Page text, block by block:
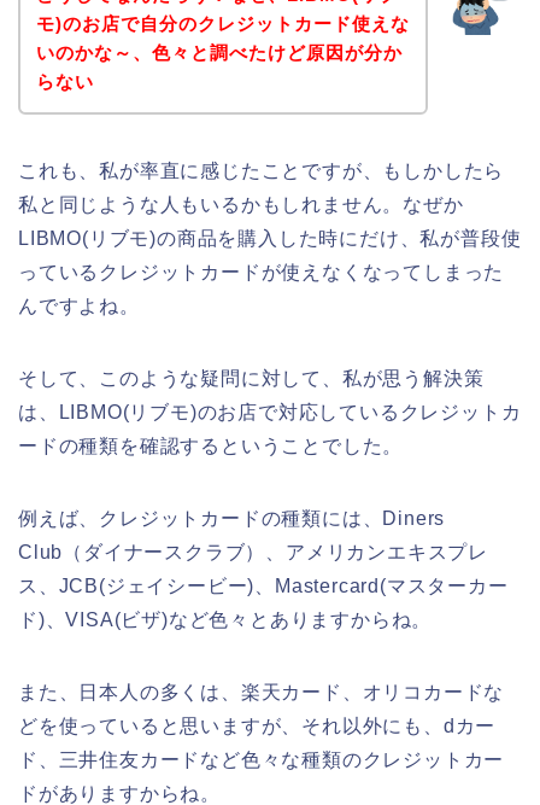
モ)のお店で自分のクレジットカード使えな
いのかな～、色々と調べたけど原因が分か
らない
これも、私が率直に感じたことですが、もしかしたら
私と同じような人もいるかもしれません。なぜか
LIBMO(リブモ)の商品を購入した時にだけ、私が普段使
っているクレジットカードが使えなくなってしまった
んですよね。
そして、このような疑問に対して、私が思う解決策
は、LIBMO(リブモ)のお店で対応しているクレジットカ
ードの種類を確認するということでした。
例えば、クレジットカードの種類には、Diners
Club（ダイナースクラブ）、アメリカンエキスプレ
ス、JCB(ジェイシービー)、Mastercard(マスターカー
ド)、VISA(ビザ)など色々とありますからね。
また、日本人の多くは、楽天カード、オリコカードな
どを使っていると思いますが、それ以外にも、dカー
ド、三井住友カードなど色々な種類のクレジットカー
ドがありますからね。